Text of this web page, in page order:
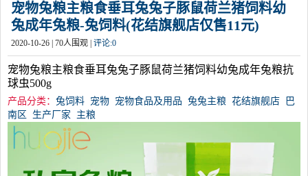
宠物兔粮主粮食垂耳兔兔子豚鼠荷兰猪饲料幼
兔成年兔粮-兔饲料(花结旗舰店仅售11元)
2020-10-26 | 70人围观 | 评论:0
宠物兔粮主粮食垂耳兔兔子豚鼠荷兰猪饲料幼兔成年兔粮抗
球虫500g
产品分类： 兔饲料 宠物 宠物食品及用品 兔兔主粮 花结旗舰店
巴
南区
生产厂家 主粮